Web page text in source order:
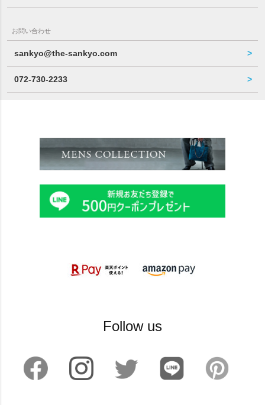
お問い合わせ
sankyo@the-sankyo.com
072-730-2233
Follow us